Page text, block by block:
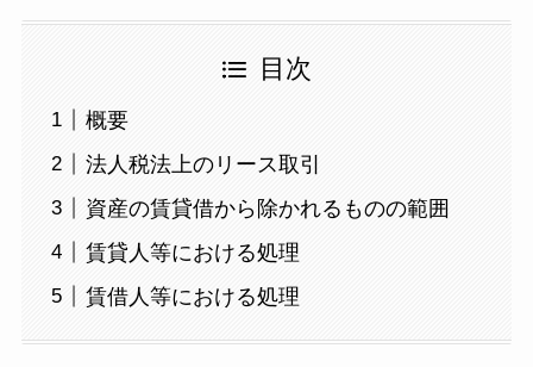
目次
概要
法人税法上のリース取引
資産の賃貸借から除かれるものの範囲
賃貸人等における処理
賃借人等における処理